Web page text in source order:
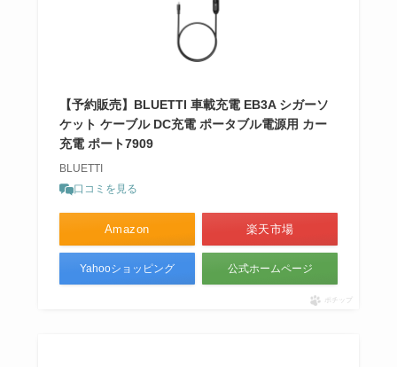
【予約販売】BLUETTI 車載充電 EB3A シガーソ
ケット ケーブル DC充電 ポータブル電源用 カー
充電 ポート7909
BLUETTI
口コミを見る
Amazon 楽天市場
Yahooショッピング 公式ホームページ
ポチップ